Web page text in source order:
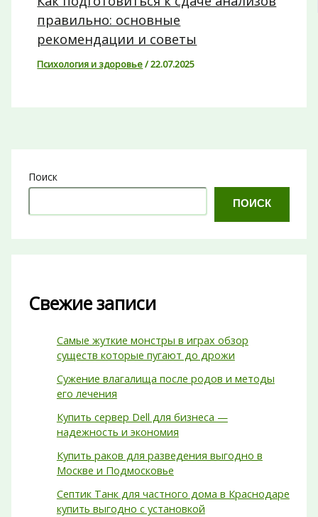
правильно: основные
рекомендации и советы
Психология и здоровье/22.07.2025
Поиск
ПОИСК
Свежие записи
Самые жуткие монстры в играх обзор
существ которые пугают до дрожи
Сужение влагалища после родов и методы
его лечения
Купить сервер Dell для бизнеса —
надежность и экономия
Купить раков для разведения выгодно в
Москве и Подмосковье
Септик Танк для частного дома в Краснодаре
купить выгодно с установкой